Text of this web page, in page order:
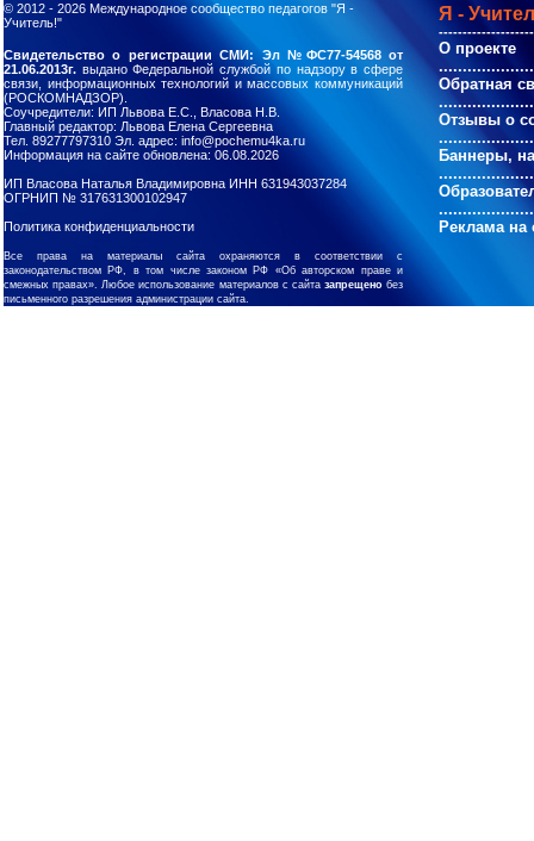
© 2012 - 2026 Международное сообщество педагогов "Я -
Учитель!"
Я -
О проекте
Обратная
Отзывы о
Баннеры,
Реклама на
Свидетельство о регистрации СМИ: Эл №ФС77-54568 от
21.06.2013г. выдано Федеральной службой по надзору в сфере
связи, информационных технологий и массовых коммуникаций
(РОСКОМНАДЗОР).
Соучредители: ИП Львова Е.С., Власова Н.В.
Главный редактор: Львова Елена Сергеевна
Тел. 89277797310 Эл. адрес: info@pochemu4ka.ru
Информация на сайте обновлена: 06.08.2026
ИП Власова Наталья Владимировна ИНН 631943037284
ОГРНИП № 317631300102947
Политика конфиденциальности
Все права на материалы сайта охраняются в соответствии с
законодательством РФ, в том числе законом РФ «Об авторском праве и
смежных правах». Любое использование материалов с сайта запрещенобез
письменного разрешения администрации сайта.